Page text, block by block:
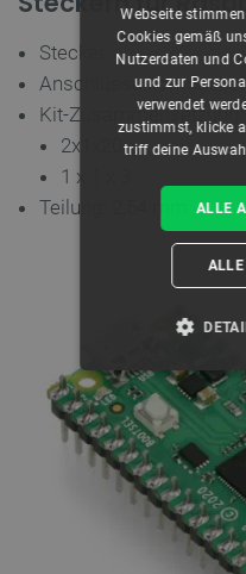
Stecker
Anschlüsse kompatibel
Kit-Zusammensetzung:
2x1x20
1 x 1 x 3
Teilung: 2,54 mm
Webseite
Cookies gemäß
Nutzerdaten und
und zur
verwendet
zustimmst, klicke
triff deine
ALLE
TARGETING